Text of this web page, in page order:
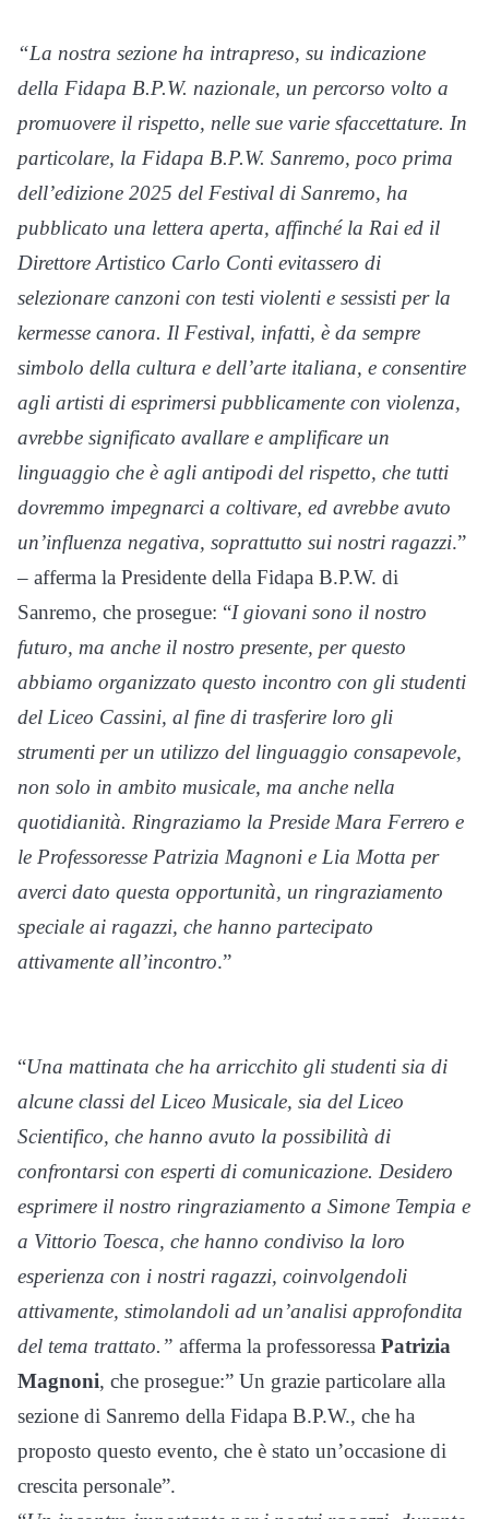
“La nostra sezione ha intrapreso, su indicazione
della Fidapa B.P.W. nazionale, un percorso volto a
promuovere il rispetto, nelle sue varie sfaccettature. In
particolare, la Fidapa B.P.W. Sanremo, poco prima
dell’edizione 2025 del Festival di Sanremo, ha
pubblicato una lettera aperta, affinché la Rai ed il
Direttore Artistico Carlo Conti evitassero di
selezionare canzoni con testi violenti e sessisti per la
kermesse canora. Il Festival, infatti, è da sempre
simbolo della cultura e dell’arte italiana, e consentire
agli artisti di esprimersi pubblicamente con violenza,
avrebbe significato avallare e amplificare un
linguaggio che è agli antipodi del rispetto, che tutti
dovremmo impegnarci a coltivare, ed avrebbe avuto
un’influenza negativa, soprattutto sui nostri ragazzi.”
– afferma la Presidente della Fidapa B.P.W. di
Sanremo, che prosegue: “I giovani sono il nostro
futuro, ma anche il nostro presente, per questo
abbiamo organizzato questo incontro con gli studenti
del Liceo Cassini, al fine di trasferire loro gli
strumenti per un utilizzo del linguaggio consapevole,
non solo in ambito musicale, ma anche nella
quotidianità. Ringraziamo la Preside Mara Ferrero e
le Professoresse Patrizia Magnoni e Lia Motta per
averci dato questa opportunità, un ringraziamento
speciale ai ragazzi, che hanno partecipato
attivamente all’incontro.”
“Una mattinata che ha arricchito gli studenti sia di
alcune classi del Liceo Musicale, sia del Liceo
Scientifico, che hanno avuto la possibilità di
confrontarsi con esperti di comunicazione. Desidero
esprimere il nostro ringraziamento a Simone Tempia e
a Vittorio Toesca, che hanno condiviso la loro
esperienza con i nostri ragazzi, coinvolgendoli
attivamente, stimolandoli ad un’analisi approfondita
del tema trattato.” afferma la professoressa Patrizia
Magnoni, che prosegue:” Un grazie particolare alla
sezione di Sanremo della Fidapa B.P.W., che ha
proposto questo evento, che è stato un’occasione di
crescita personale”.